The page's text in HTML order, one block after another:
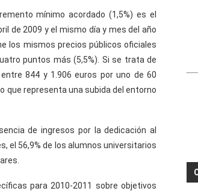
mínimo acordado (1,5%) es el
de 2009 y el mismo día y mes del año
los mismos precios públicos oficiales
puntos más (5,5%). Si se trata de
844 y 1.906 euros por uno de 60
que representa una subida del entorno
de ingresos por la dedicación al
el 56,9% de los alumnos universitarios
para 2010-2011 sobre objetivos